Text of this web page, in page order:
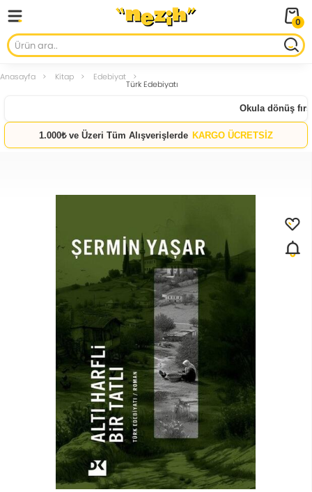
0
Anasayfa Kitap Edebiyat
Türk Edebiyatı
Okula dönüş
1.000₺ ve Üzeri Tüm Alışverişlerde KARGO ÜCRETSİZ